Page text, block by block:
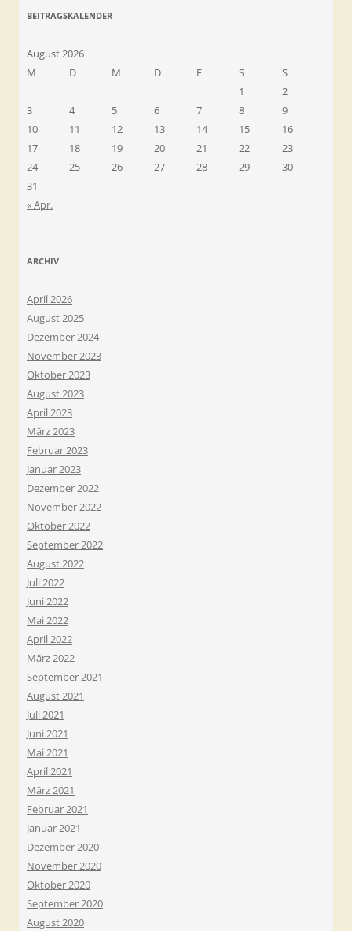
BEITRAGSKALENDER
August 2026
M
D M D F S
S
1
2
3
4 5 6 7 8
9
10
11 12 13 14 15
16
17
18 19 20 21 22
23
24
25 26 27 28 29
30
31
« Apr.
ARCHIV
April 2026
August 2025
Dezember 2024
November 2023
Oktober 2023
August 2023
April 2023
März 2023
Februar 2023
Januar 2023
Dezember 2022
November 2022
Oktober 2022
September 2022
August 2022
Juli 2022
Juni 2022
Mai 2022
April 2022
März 2022
September 2021
August 2021
Juli 2021
Juni 2021
Mai 2021
April 2021
März 2021
Februar 2021
Januar 2021
Dezember 2020
November 2020
Oktober 2020
September 2020
August 2020